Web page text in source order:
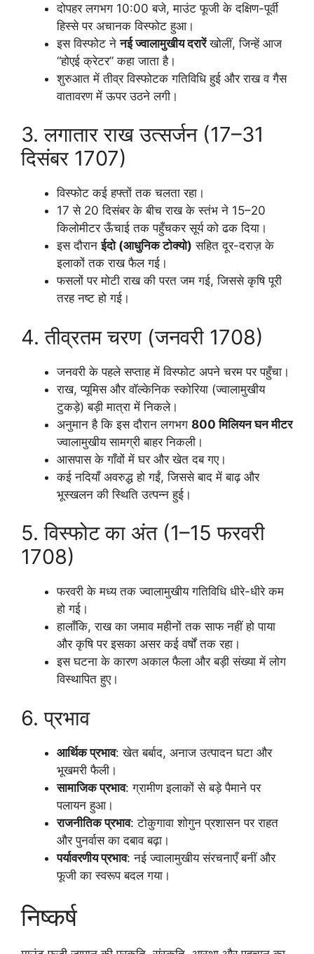
दोपहर लगभग 10:00 बजे, माउंट फूजी के दक्षिण-पूर्वी
हिस्से पर अचानक विस्फोट हुआ।
इस विस्फोट नेनई ज्वालामुखीय दरारेंखोलीं, जिन्हें आज
“होएई क्रेटर” कहा जाता है।
शुरुआत में तीव्र विस्फोटक गतिविधि हुई और राख व गैस
वातावरण में ऊपर उठने लगी।
3. लगातार राख उत्सर्जन (17–31
दिसंबर 1707)
विस्फोट कई हफ्तों तक चलता रहा।
17 से 20 दिसंबर के बीच राख के स्तंभ ने 15–20
किलोमीटर ऊँचाई तक पहुँचकर सूर्य को ढक दिया।
इस दौरानईदो (आधुनिक टोक्यो) सहित दूर-दराज़ के
इलाकों तक राख फैल गई।
फसलों पर मोटी राख की परत जम गई, जिससे कृषि पूरी
तरह नष्ट हो गई।
4. तीव्रतम चरण (जनवरी 1708)
जनवरी के पहले सप्ताह में विस्फोट अपने चरम पर पहुँचा।
राख, प्यूमिस और वॉल्केनिक स्कोरिया (ज्वालामुखीय
टुकड़े) बड़ी मात्रा में निकले।
अनुमान है कि इस दौरान लगभग 800 मिलियन घन मीटर
ज्वालामुखीय सामग्री बाहर निकली।
आसपास के गाँवों में घर और खेत दब गए।
कई नदियाँ अवरुद्ध हो गईं, जिससे बाद में बाढ़ और
भूस्खलन की स्थिति उत्पन्न हुई।
5. विस्फोट का अंत (1–15 फरवरी
1708)
फरवरी के मध्य तक ज्वालामुखीय गतिविधि धीरे-धीरे कम
हो गई।
हालाँकि, राख का जमाव महीनों तक साफ नहीं हो पाया
और कृषि पर इसका असर कई वर्षों तक रहा।
इस घटना के कारण अकाल फैला और बड़ी संख्या में लोग
विस्थापित हुए।
6. प्रभाव
आर्थिक प्रभाव: खेत बर्बाद, अनाज उत्पादन घटा और
भूखमरी फैली।
सामाजिक प्रभाव: ग्रामीण इलाकों से बड़े पैमाने पर
पलायन हुआ।
राजनीतिक प्रभाव: टोकुगावा शोगुन प्रशासन पर राहत
और पुनर्वास का दबाव बढ़ा।
पर्यावरणीय प्रभाव: नई ज्वालामुखीय संरचनाएँ बनीं और
फूजी का स्वरूप बदल गया।
निष्कर्ष